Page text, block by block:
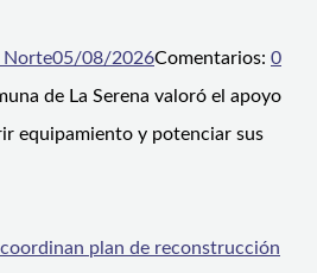
Norte05/08/2026Comentarios: 0
de La Serena valoró el apoyo
equipamiento y potenciar sus